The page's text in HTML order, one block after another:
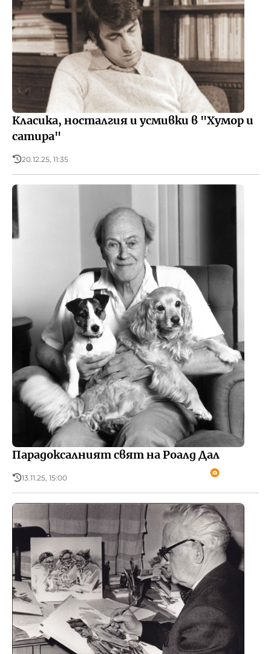
Класика, носталгия и усмивки в "Хумор и
сатира"
20.12.25, 11:35
Парадоксалният свят на Роалд Дал
13.11.25, 15:00